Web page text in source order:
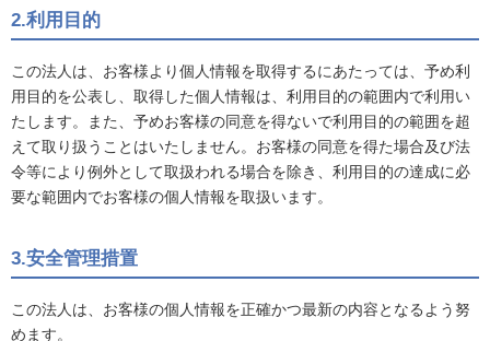
2.利用目的
この法人は、お客様より個人情報を取得するにあたっては、予め利
用目的を公表し、取得した個人情報は、利用目的の範囲内で利用い
たします。また、予めお客様の同意を得ないで利用目的の範囲を超
えて取り扱うことはいたしません。お客様の同意を得た場合及び法
令等により例外として取扱われる場合を除き、利用目的の達成に必
要な範囲内でお客様の個人情報を取扱います。
3.安全管理措置
この法人は、お客様の個人情報を正確かつ最新の内容となるよう努
めます。